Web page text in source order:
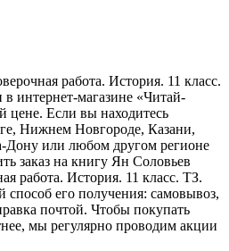
работа. История. 11 класс.
интернет-магазине «Читай-
цене. Если вы находитесь
Нижнем Новгороде, Казани,
Дону или любом другом регионе
заказ на книгу Ян Соловьев
работа. История. 11 класс. ТЗ.
его получения: самовывоз,
почтой. Чтобы покупать
мы регулярно проводим акции